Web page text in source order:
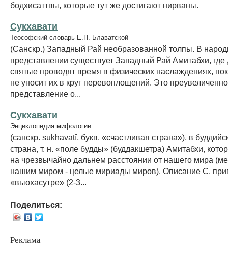
бодхисаттвы, которые тут же достигают нирваны.
Сукхавати
Теософский словарь Е.П. Блаватской
(Санскр.) Западный Рай необразованной толпы. В
представлении существует Западный Рай Амитабхи,
святые проводят время в физических наслаждениях,
не уносит их в круг перевоплощений. Это
представление о...
Сукхавати
Энциклопедия мифологии
(санскр. sukhavatî, букв. «счастливая страна»), в
страна, т. н. «поле будды» (буддакшетра) Амитабхи,
на чрезвычайно дальнем расстоянии от нашего мира
нашим миром - целые мириады миров). Описание С.
«выохасутре» (2-3...
Поделиться:
Реклама